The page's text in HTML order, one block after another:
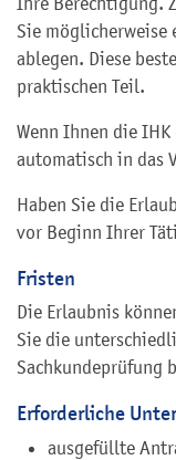
Sie möglicherweise
ablegen. Diese
praktischen Teil.
Wenn Ihnen die
automatisch in das
Haben Sie die
vor Beginn Ihrer
Fristen
Die Erlaubnis
Sie die
Sachkundeprüfung
Erforderliche
ausgefüllte